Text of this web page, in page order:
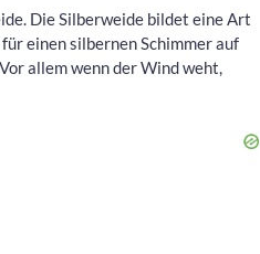
Die Silberweide bildet eine Art
einen silbernen Schimmer auf
allem wenn der Wind weht,